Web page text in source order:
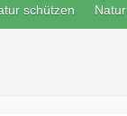
schützen